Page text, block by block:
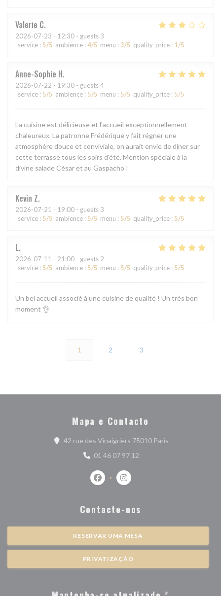
Valerie C
2026-07-23 - 12:30 - guests 3
service : 5/5 ambience : 4/5 menu : 3/5 quality_price : 1/5
Anne-Sophie H
2026-07-22 - 19:30 - guests 4
service : 5/5 ambience : 5/5 menu : 5/5 quality_price : 5/5
La cuisine est délicieuse et l'accueil exceptionnellement
chaleureux. La patronne Frédérique y fait régner une
atmosphère douce et conviviale, on aurait envie de diner sur
cette terrasse tous les soirs d'été. Mention spéciale à la
divine salade César et au Gaspacho !
Kevin Z
2026-07-21 - 19:00 - guests 3
service : 5/5 ambience : 5/5 menu : 5/5 quality_price : 5/5
L
2026-07-11 - 21:00 - guests 2
service : 5/5 ambience : 5/5 menu : 5/5 quality_price : 5/5
Un bel accueil associé à une cuisine de qualité ! Un très bon
moment 👌
1 2 3
Mapa e Contacto
42 rue des Vinaigriers 75010 Paris
01 46 07 97 12
Facebook ((abre numa nova janela))
Instagram ((abre numa nova
Contacte-nos
RESERVAR UMA MESA
PRIVATIZAÇÃO